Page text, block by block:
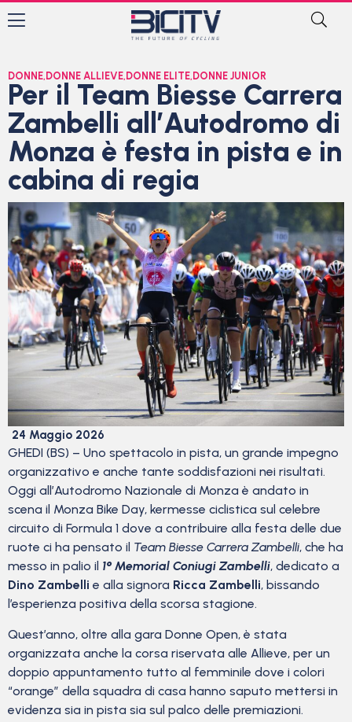
DONNE, DONNE ALLIEVE, DONNE ELITE, DONNE JUNIOR
Per il Team Biesse Carrera
Zambelli all’Autodromo di
Monza è festa in pista e in
cabina di regia
24 Maggio 2026
GHEDI (BS) – Uno spettacolo in pista, un grande impegno
organizzativo e anche tante soddisfazioni nei risultati.
Oggi all’Autodromo Nazionale di Monza è andato in
scena il Monza Bike Day, kermesse ciclistica sul celebre
circuito di Formula 1 dove a contribuire alla festa delle due
ruote ci ha pensato il Team Biesse Carrera Zambelli, che ha
messo in palio il 1° Memorial Coniugi Zambelli, dedicato a
Dino Zambelli e alla signora Ricca Zambelli, bissando
l’esperienza positiva della scorsa stagione.
Quest’anno, oltre alla gara Donne Open, è stata
organizzata anche la corsa riservata alle Allieve, per un
doppio appuntamento tutto al femminile dove i colori
“orange” della squadra di casa hanno saputo mettersi in
evidenza sia in pista sia sul palco delle premiazioni.